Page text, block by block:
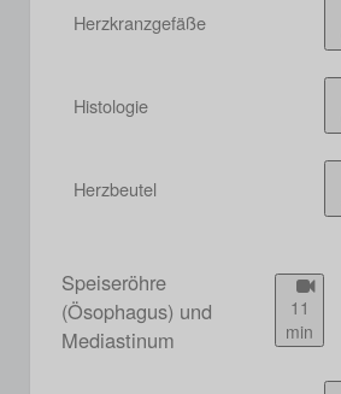
Herzkranzgefäße
Histologie
Herzbeutel
Speiseröhre
(Ösophagus) und
Mediastinum
11
min